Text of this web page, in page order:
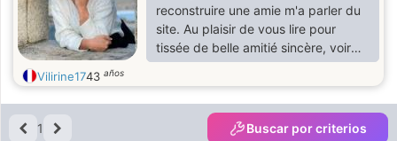
reconstruire une amie m'a parler du
site. Au plaisir de vous lire pour
tissée de belle amitié sincère, voir
plus si affinités
Vilirine1743 años
1 Buscar por criterios